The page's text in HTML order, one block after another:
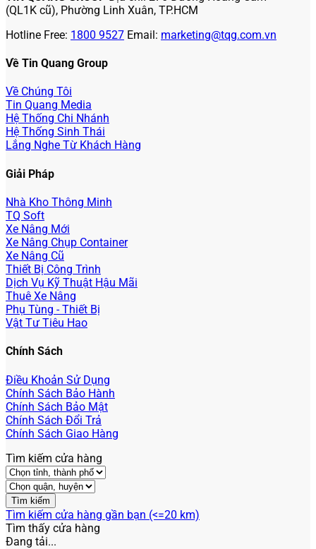
(QL1K cũ), Phường Linh Xuân, TP.HCM
Hotline Free: 1800 9527 Email: marketing@tqg.com.vn
Về Tin Quang Group
Về Chúng Tôi
Tin Quang Media
Hệ Thống Chi Nhánh
Hệ Thống Sinh Thái
Lắng Nghe Từ Khách Hàng
Giải Pháp
Nhà Kho Thông Minh
TQ Soft
Xe Nâng Mới
Xe Nâng Chụp Container
Xe Nâng Cũ
Thiết Bị Công Trình
Dịch Vụ Kỹ Thuật Hậu Mãi
Thuê Xe Nâng
Phụ Tùng - Thiết Bị
Vật Tư Tiêu Hao
Chính Sách
Điều Khoản Sử Dụng
Chính Sách Bảo Hành
Chính Sách Bảo Mật
Chính Sách Đổi Trả
Chính Sách Giao Hàng
Tìm kiếm cửa hàng
Tìm kiếm cửa hàng gần bạn (<=20 km)
Tìm thấy cửa hàng
Đang tải...